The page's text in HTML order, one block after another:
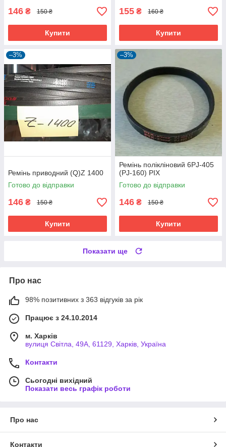
146 ₴ 150 ₴
Купити
155 ₴ 160 ₴
Купити
–3%
Ремінь приводний (Q)Z 1400
Готово до відправки
146 ₴ 150 ₴
Купити
–3%
Ремінь полікліновий 6PJ-405
(PJ-160) PIX
Готово до відправки
146 ₴ 150 ₴
Купити
Показати ще
Про нас
98% позитивних з 363 відгуків за рік
Працює з 24.10.2014
м. Харків
вулиця Світла, 49А, 61129, Харків, Україна
Контакти
Сьогодні вихідний
Показати весь графік роботи
Про нас
Контакти